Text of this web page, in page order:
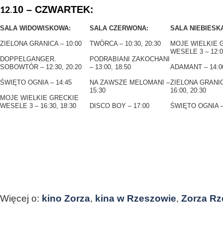
12.10 – CZWARTEK:
SALA WIDOWISKOWA:
ZIELONA GRANICA – 10:00
DOPPELGANGER.
SOBOWTÓR – 12:30, 20:20
ŚWIĘTO OGNIA – 14:45
MOJE WIELKIE GRECKIE
WESELE 3 – 16:30, 18:30
SALA CZERWONA:
TWÓRCA – 10:30, 20:30
PODRABIANI ZAKOCHANI
– 13:00, 18:50
NA ZAWSZE MELOMANI –
15:30
DISCO BOY – 17:00
SALA
MOJE WIELKIE
WESELE 3 –
ADAMANT –
ZIELONA
16:00, 20:30
ŚWIĘTO OGNIA
Więcej o: kino Zorza, kina w Rzeszowie, Zorza